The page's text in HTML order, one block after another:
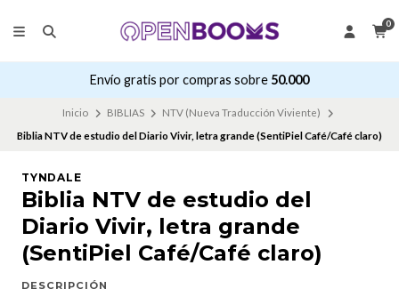
0
Envío gratis por compras sobre 50.000
Inicio BIBLIAS
NTV (Nueva Traducción Viviente)
Biblia NTV de estudio del Diario Vivir, letra grande (SentiPiel Café/Café claro)
TYNDALE
Biblia NTV de estudio del
Diario Vivir, letra grande
(SentiPiel Café/Café claro)
DESCRIPCIÓN